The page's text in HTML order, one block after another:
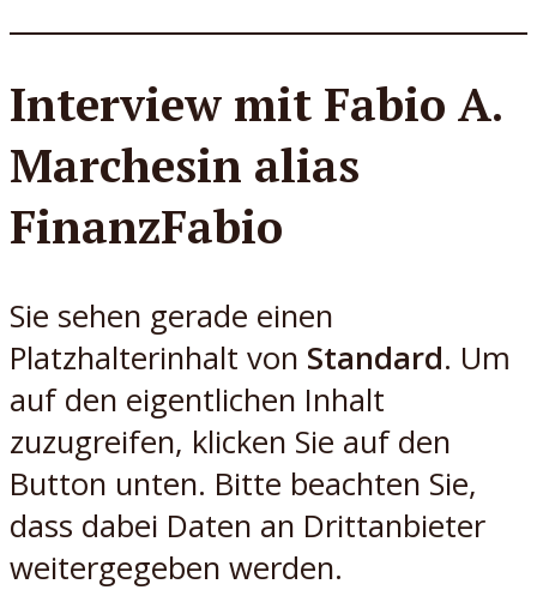
Interview mit Fabio A.
Marchesin alias
FinanzFabio
Sie sehen gerade einen
Platzhalterinhalt von Standard. Um
auf den eigentlichen Inhalt
zuzugreifen, klicken Sie auf den
Button unten. Bitte beachten Sie,
dass dabei Daten an Drittanbieter
weitergegeben werden.